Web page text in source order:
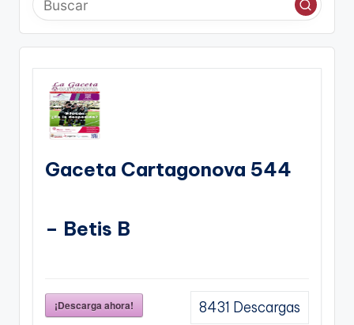
Gaceta Cartagonova 544
– Betis B
¡Descarga ahora! 8431 Descargas